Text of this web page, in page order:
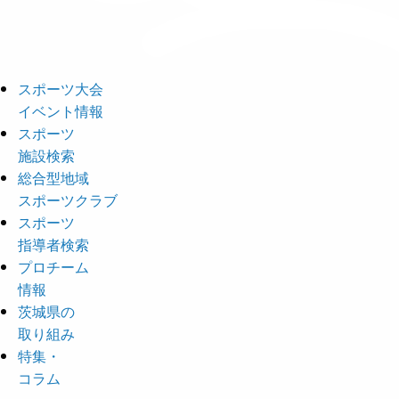
スポーツ大会
イベント情報
スポーツ
施設検索
総合型地域
スポーツクラブ
スポーツ
指導者検索
プロチーム
情報
茨城県の
取り組み
特集・
コラム